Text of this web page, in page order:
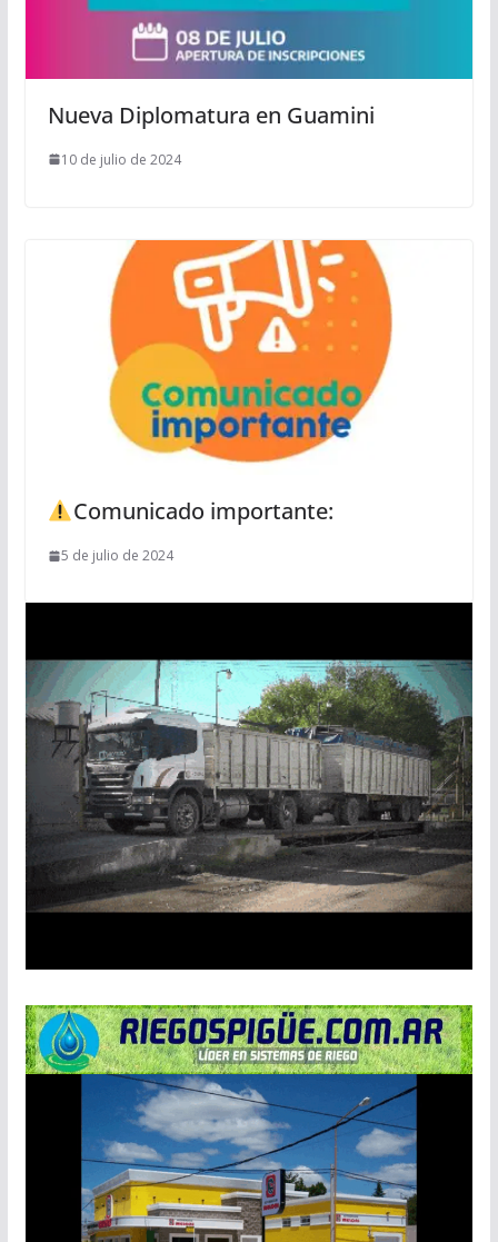
Nueva Diplomatura en Guamini
10 de julio de 2024
Comunicado importante:
5 de julio de 2024